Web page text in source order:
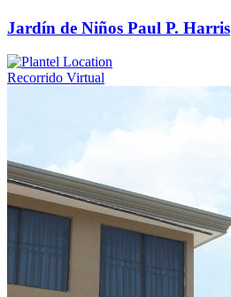
Jardín de Niños Paul P. Harris
Recorrido Virtual